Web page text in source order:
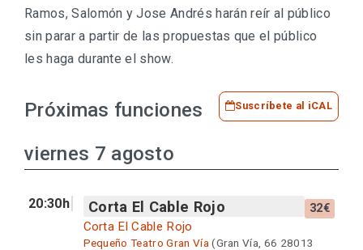
Ramos, Salomón y Jose Andrés harán reír al público
sin parar a partir de las propuestas que el público
les haga durante el show.
Próximas funciones Suscríbete al iCAL
viernes 7 agosto
20:30h Corta El Cable Rojo 32€
Corta El Cable Rojo
Pequeño Teatro Gran Vía (Gran Vía, 66 28013